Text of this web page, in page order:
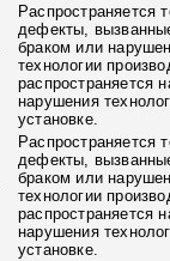
Распространяется
дефекты,
браком или
технологии
распространяется
нарушения
установке.
Распространяется
дефекты,
браком или
технологии
распространяется
нарушения
установке.